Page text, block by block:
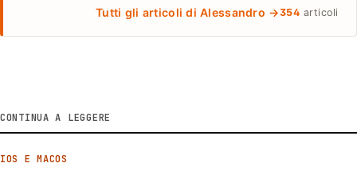
Tutti gli articoli di Alessandro →354 articoli
CONTINUA A LEGGERE
IOS E MACOS